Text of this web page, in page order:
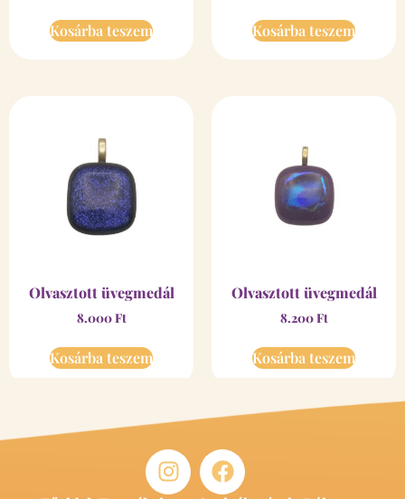
Kosárba teszem Kosárba teszem
Olvasztott üvegmedál
8.000Ft
Kosárba teszem
Olvasztott üvegmedál
8.200Ft
Kosárba teszem